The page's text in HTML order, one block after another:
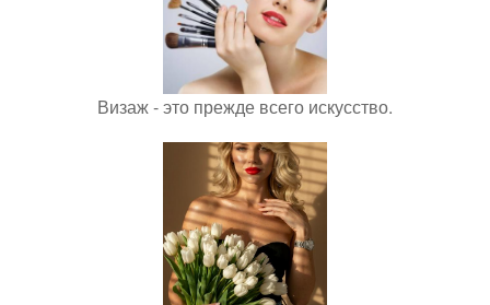
Визаж - это прежде всего искусство.